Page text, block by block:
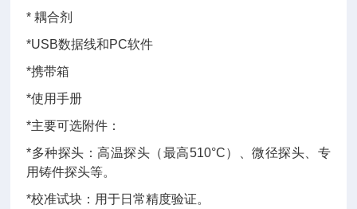
* 耦合剂
*USB数据线和PC软件
*携带箱
*使用手册
*主要可选附件：
*多种探头：高温探头（最高510°C）、微径探头、专
用铸件探头等。
*校准试块：用于日常精度验证。